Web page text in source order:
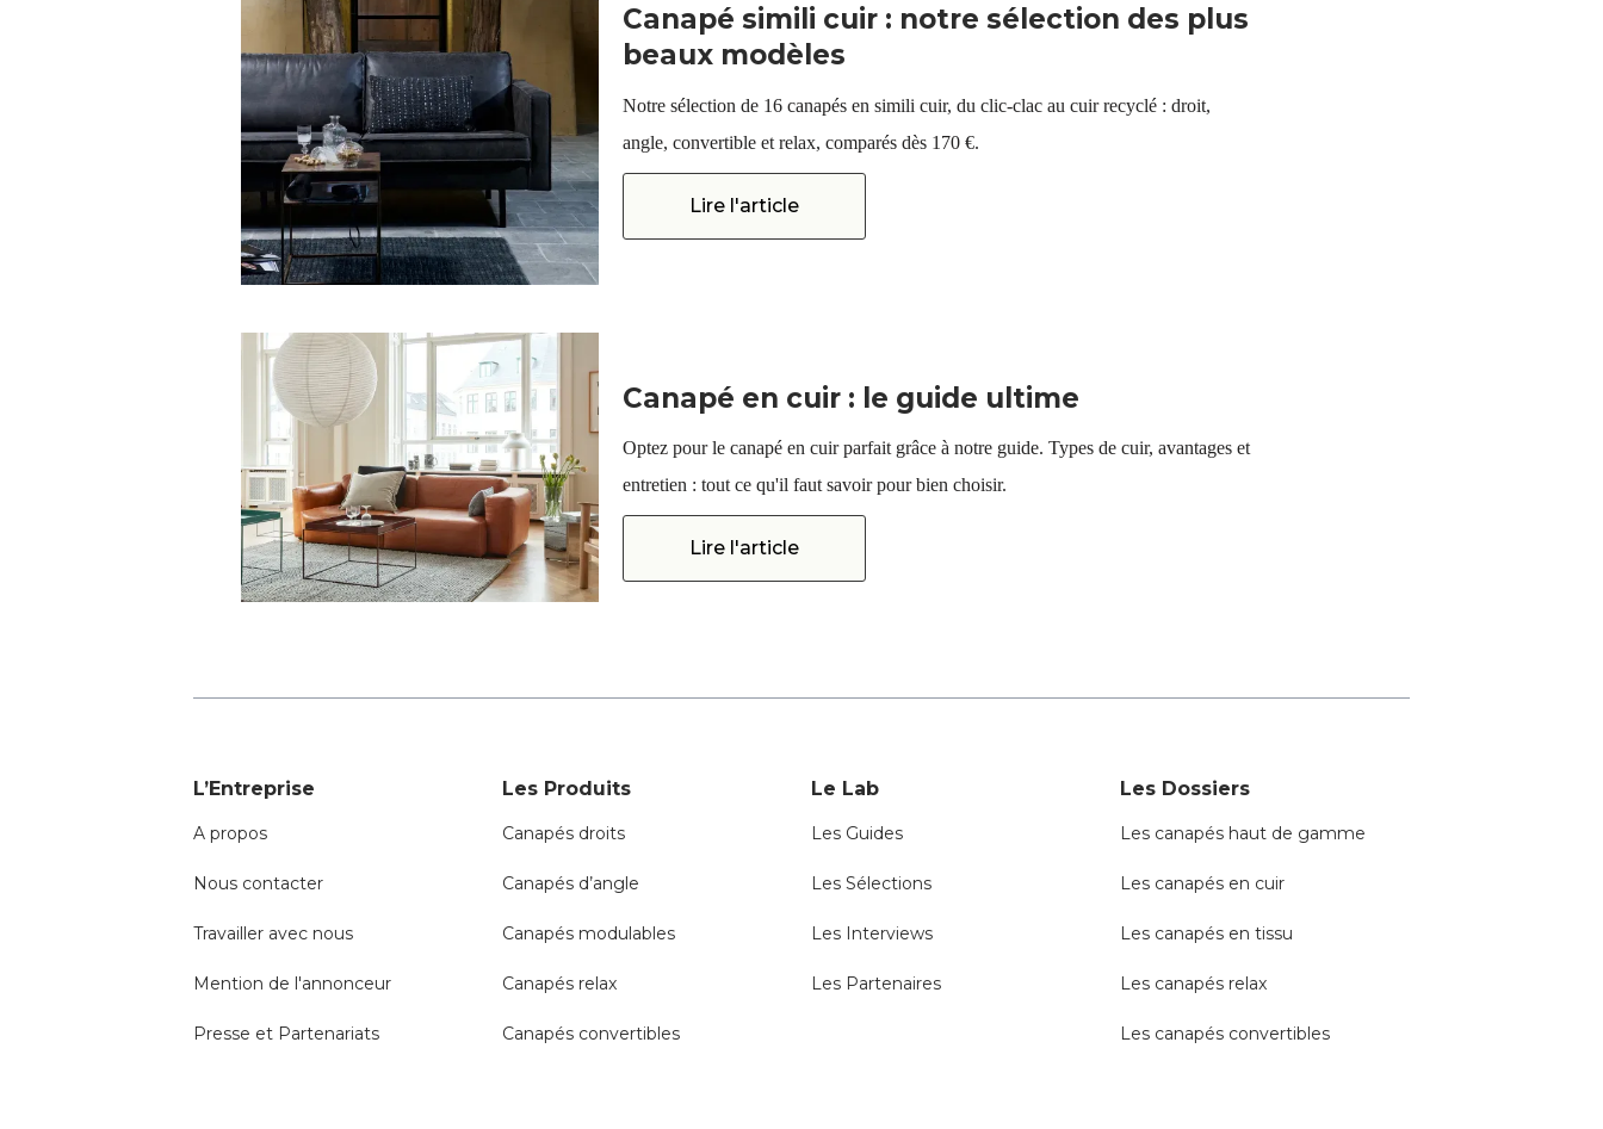
Canapé simili cuir : notre sélection des plus
beaux modèles
Notre sélection de 16 canapés en simili cuir, du clic-clac au cuir recyclé : droit,
angle, convertible et relax, comparés dès 170 €.
Lire l'article
Canapé en cuir : le guide ultime
Optez pour le canapé en cuir parfait grâce à notre guide. Types de cuir, avantages et
entretien : tout ce qu'il faut savoir pour bien choisir.
Lire l'article
L’Entreprise
A propos
Nous contacter
Travailler avec nous
Mention de l'annonceur
Presse et Partenariats
Les Produits
Canapés droits
Canapés d’angle
Canapés modulables
Canapés relax
Canapés convertibles
Le Lab
Les Guides
Les Sélections
Les Interviews
Les Partenaires
Les Dossiers
Les canapés haut de gamme
Les canapés en cuir
Les canapés en tissu
Les canapés relax
Les canapés convertibles